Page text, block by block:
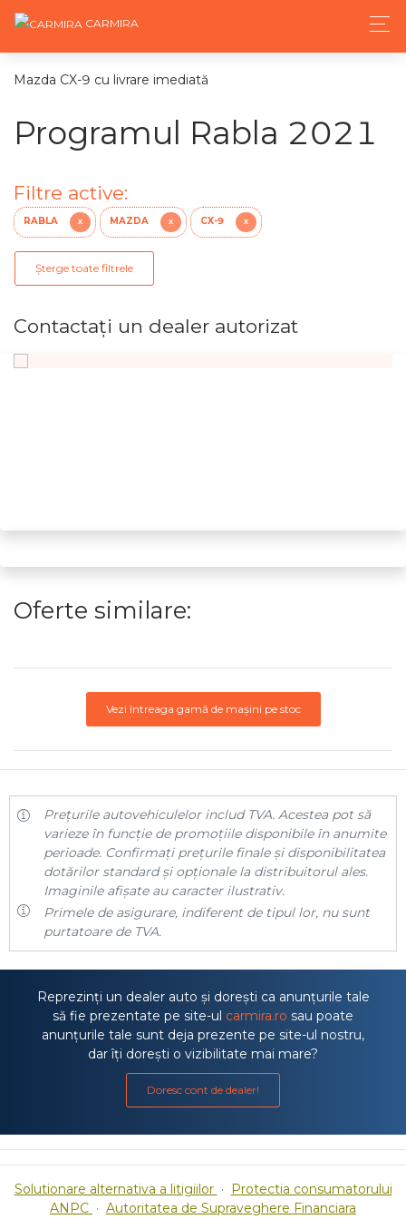
CARMIRA
Mazda CX-9 cu livrare imediată
Programul Rabla 2021
Filtre active:
RABLA X MAZDA X CX-9 X
Șterge toate filtrele
Contactaţi un dealer autorizat
Oferte similare:
Vezi întreaga gamă de mașini pe stoc
Prețurile autovehiculelor includ TVA. Acestea pot să
varieze în funcție de promoțiile disponibile în anumite
perioade. Confirmați prețurile finale și disponibilitatea
dotărilor standard și opționale la distribuitorul ales.
Imaginile afișate au caracter ilustrativ.
Primele de asigurare, indiferent de tipul lor, nu sunt
purtatoare de TVA.
Reprezinți un dealer auto și dorești ca anunțurile tale
să fie prezentate pe site-ul carmira.ro sau poate
anunțurile tale sunt deja prezente pe site-ul nostru,
dar îți dorești o vizibilitate mai mare?
Doresc cont de dealer!
Solutionare alternativa a litigiilor · Protectia consumatorului
ANPC · Autoritatea de Supraveghere Financiara